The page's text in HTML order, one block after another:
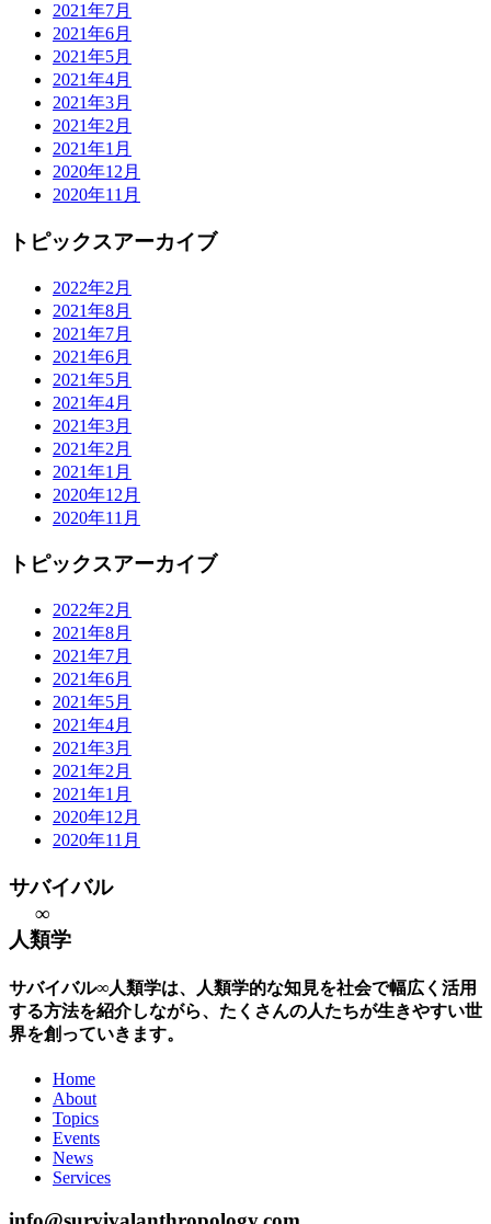
2021年7月
2021年6月
2021年5月
2021年4月
2021年3月
2021年2月
2021年1月
2020年12月
2020年11月
トピックスアーカイブ
2022年2月
2021年8月
2021年7月
2021年6月
2021年5月
2021年4月
2021年3月
2021年2月
2021年1月
2020年12月
2020年11月
トピックスアーカイブ
2022年2月
2021年8月
2021年7月
2021年6月
2021年5月
2021年4月
2021年3月
2021年2月
2021年1月
2020年12月
2020年11月
サバイバル
∞
人類学
サバイバル∞人類学は、人類学的な知見を社会で幅広く活用
する方法を紹介しながら、たくさんの人たちが生きやすい世
界を創っていきます。
Home
About
Topics
Events
News
Services